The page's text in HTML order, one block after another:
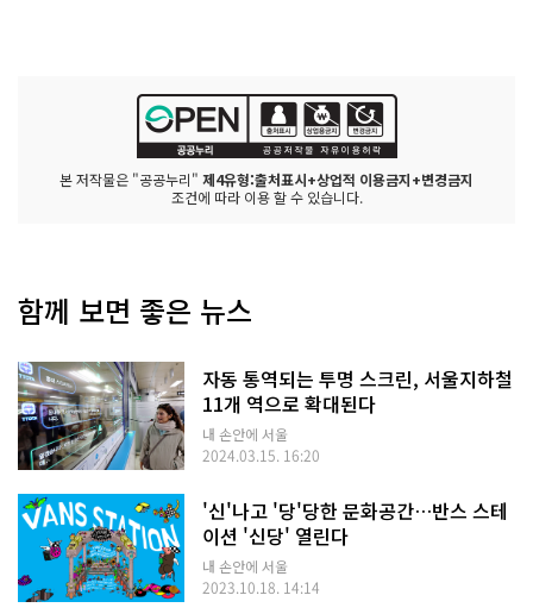
본 저작물은 "공공누리" 제4유형:출처표시+상업적 이용금지+변경금지
조건에 따라 이용 할 수 있습니다.
함께 보면 좋은 뉴스
자동 통역되는 투명 스크린, 서울지하철
11개 역으로 확대된다
내 손안에 서울
2024.03.15. 16:20
'신'나고 '당'당한 문화공간…반스 스테
이션 '신당' 열린다
내 손안에 서울
2023.10.18. 14:14